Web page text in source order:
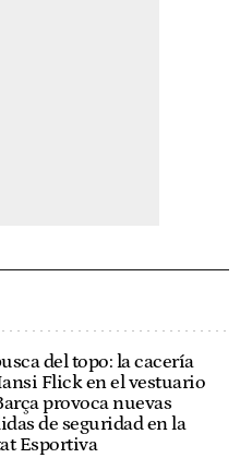
del topo: la cacería
Flick en el vestuario
provoca nuevas
de seguridad en la
Esportiva